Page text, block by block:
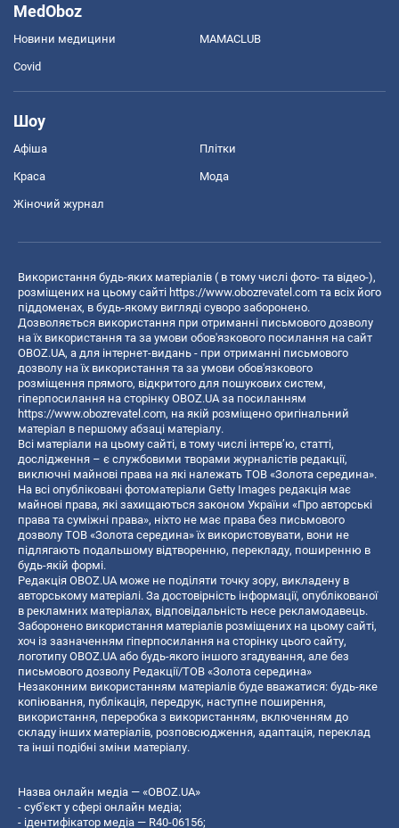
MedOboz
Новини медицини MAMACLUB
Covid
Шоу
Афіша Плітки
Краса Мода
Жіночий журнал
Використання будь-яких матеріалів ( в тому числі фото- та відео-),
розміщених на цьому сайті https://www.obozrevatel.com та всіх його
піддоменах, в будь-якому вигляді суворо заборонено.
Дозволяється використання при отриманні письмового дозволу
на їх використання та за умови обов'язкового посилання на сайт
OBOZ.UA, а для інтернет-видань - при отриманні письмового
дозволу на їх використання та за умови обов'язкового
розміщення прямого, відкритого для пошукових систем,
гіперпосилання на сторінку OBOZ.UA за посиланням
https://www.obozrevatel.com, на якій розміщено оригінальний
матеріал в першому абзаці матеріалу.
Всі матеріали на цьому сайті, в тому числі інтерв’ю, статті,
дослідження – є службовими творами журналістів редакції,
виключні майнові права на які належать ТОВ «Золота середина».
На всі опубліковані фотоматеріали Getty Images редакція має
майнові права, які захищаються законом України «Про авторські
права та суміжні права», ніхто не має права без письмового
дозволу ТОВ «Золота середина» їх використовувати, вони не
підлягають подальшому відтворенню, перекладу, поширенню в
будь-якій формі.
Редакція OBOZ.UA може не поділяти точку зору, викладену в
авторському матеріалі. За достовірність інформації, опублікованої
в рекламних матеріалах, відповідальність несе рекламодавець.
Заборонено використання матеріалів розміщених на цьому сайті,
хоч із зазначенням гіперпосилання на сторінку цього сайту,
логотипу OBOZ.UA або будь-якого іншого згадування, але без
письмового дозволу Редакції/ТОВ «Золота середина»
Незаконним використанням матеріалів буде вважатися: будь-яке
копiювання, публiкацiя, передрук, наступне поширення,
використання, переробка з використанням, включенням до
складу інших матеріалів, розповсюдження, адаптація, переклад
та інші подібні зміни матеріалу.
Назва онлайн медіа — «OBOZ.UA»
- суб'єкт у сфері онлайн медіа;
- ідентифікатор медіа — R40-06156;